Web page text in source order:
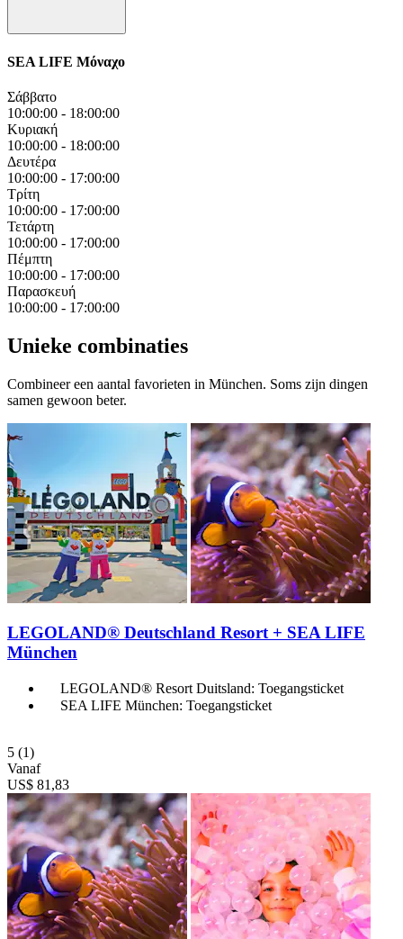
SEA LIFE Μόναχο
Σάββατο
10:00:00 - 18:00:00
Κυριακή
10:00:00 - 18:00:00
Δευτέρα
10:00:00 - 17:00:00
Τρίτη
10:00:00 - 17:00:00
Τετάρτη
10:00:00 - 17:00:00
Πέμπτη
10:00:00 - 17:00:00
Παρασκευή
10:00:00 - 17:00:00
Unieke combinaties
Combineer een aantal favorieten in München. Soms zijn dingen
samen gewoon beter.
LEGOLAND® Deutschland Resort + SEA LIFE
München
LEGOLAND® Resort Duitsland: Toegangsticket
SEA LIFE München: Toegangsticket
5 (1)
Vanaf
US$ 81,83